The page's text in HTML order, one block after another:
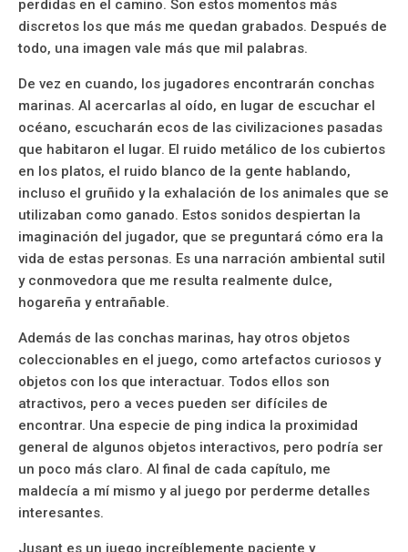
perdidas en el camino. Son estos momentos más
discretos los que más me quedan grabados. Después de
todo, una imagen vale más que mil palabras.
De vez en cuando, los jugadores encontrarán conchas
marinas. Al acercarlas al oído, en lugar de escuchar el
océano, escucharán ecos de las civilizaciones pasadas
que habitaron el lugar. El ruido metálico de los cubiertos
en los platos, el ruido blanco de la gente hablando,
incluso el gruñido y la exhalación de los animales que se
utilizaban como ganado. Estos sonidos despiertan la
imaginación del jugador, que se preguntará cómo era la
vida de estas personas. Es una narración ambiental sutil
y conmovedora que me resulta realmente dulce,
hogareña y entrañable.
Además de las conchas marinas, hay otros objetos
coleccionables en el juego, como artefactos curiosos y
objetos con los que interactuar. Todos ellos son
atractivos, pero a veces pueden ser difíciles de
encontrar. Una especie de ping indica la proximidad
general de algunos objetos interactivos, pero podría ser
un poco más claro. Al final de cada capítulo, me
maldecía a mí mismo y al juego por perderme detalles
interesantes.
Jusant es un juego increíblemente paciente y